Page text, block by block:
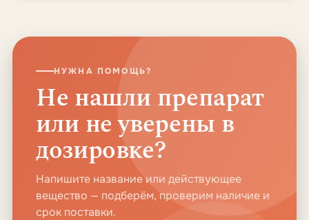
НУЖНА ПОМОЩЬ?
Не нашли препарат
или не уверены в
дозировке?
Напишите название или действующее
вещество — подберём, проверим наличие и
срок поставки.